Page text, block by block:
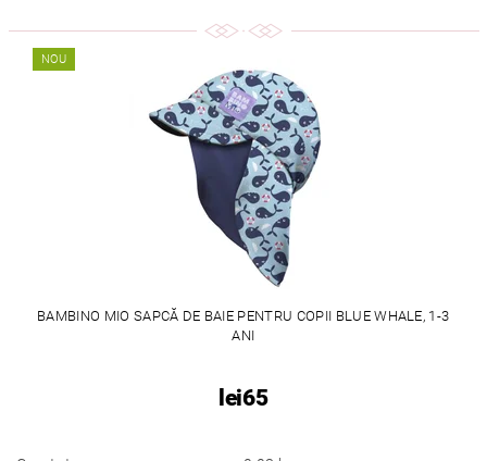
NOU
BAMBINO MIO SAPCĂ DE BAIE PENTRU COPII BLUE WHALE, 1-3
ANI
lei65